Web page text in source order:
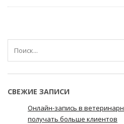
СВЕЖИЕ ЗАПИСИ
Онлайн-запись в
получать больше клиентов